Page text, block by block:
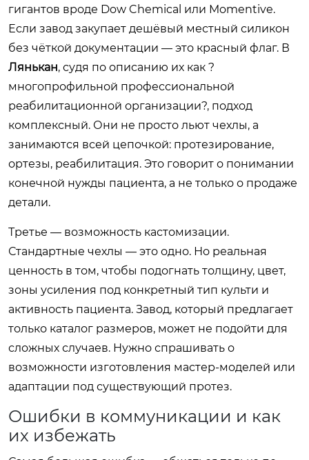
гигантов вроде Dow Chemical или Momentive.
Если завод закупает дешёвый местный силикон
без чёткой документации — это красный флаг. В
Лянькан, судя по описанию их как ?
многопрофильной профессиональной
реабилитационной организации?, подход
комплексный. Они не просто льют чехлы, а
занимаются всей цепочкой: протезирование,
ортезы, реабилитация. Это говорит о понимании
конечной нужды пациента, а не только о продаже
детали.
Третье — возможность кастомизации.
Стандартные чехлы — это одно. Но реальная
ценность в том, чтобы подогнать толщину, цвет,
зоны усиления под конкретный тип культи и
активность пациента. Завод, который предлагает
только каталог размеров, может не подойти для
сложных случаев. Нужно спрашивать о
возможности изготовления мастер-моделей или
адаптации под существующий протез.
Ошибки в коммуникации и как
их избежать